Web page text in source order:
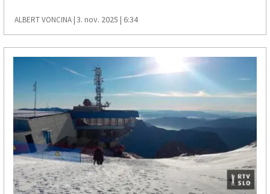
ALBERT VONCINA |3. nov. 2025 | 6:34